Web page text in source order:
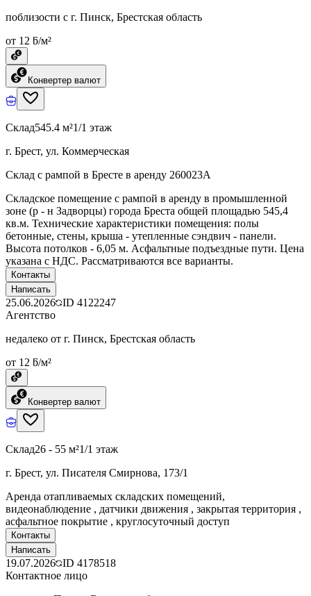
поблизости с г. Пинск, Брестская область
от 12 ƃ/м²
Конвертер валют
Склад545.4 м²1/1 этаж
г. Брест, ул. Коммерческая
Склад с рампой в Бресте в аренду 260023A
Складское помещение с рампой в аренду в промышленной
зоне (р - н Задворцы) города Бреста общей площадью 545,4
кв.м. Технические характеристики помещения: полы
бетонные, стены, крыша - утепленные сэндвич - панели.
Высота потолков - 6,05 м. Асфальтные подъездные пути. Цена
указана с НДС. Рассматриваются все варианты.
Контакты
Написать
25.06.2026 ID 4122247
Агентство
недалеко от г. Пинск, Брестская область
от 12 ƃ/м²
Конвертер валют
Склад26 - 55 м²1/1 этаж
г. Брест, ул. Писателя Смирнова, 173/1
Аренда отапливаемых складских помещений,
видеонаблюдение , датчики движения , закрытая территория ,
асфальтное покрытие , круглосуточный доступ
Контакты
Написать
19.07.2026 ID 4178518
Контактное лицо